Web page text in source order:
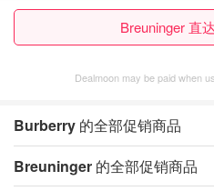
Breuninger 直
Dealmoon may be paid when
Burberry 的全部促销商品
Breuninger 的全部促销商品